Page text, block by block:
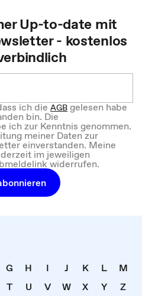
Up-to-date mit
- kostenlos
ich dieAGBgelesen habe
bin. Die
ich zur Kenntnis genommen.
meiner Daten zur
einverstanden. Meine
im jeweiligen
widerrufen.
G H I J K L
M
T U V W X Y
Z